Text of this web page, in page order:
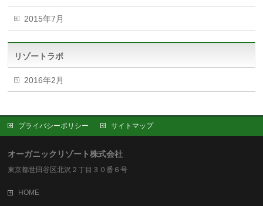
2015年7月
リゾートラボ
2016年2月
プライバシーポリシー サイトマップ
オーガニックリゾート株式会社
東京都世田谷区北沢２丁目３０番６号
HOME